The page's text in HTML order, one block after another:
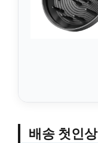
배송 첫인상